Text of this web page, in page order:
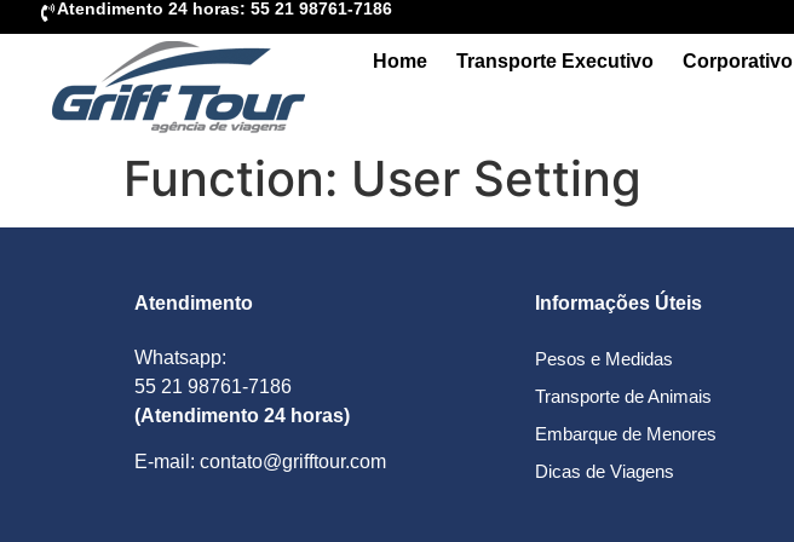
Atendimento 24 horas: 55 21 98761-7186
Home Transporte Executivo Corporativo
Function: User Setting
Atendimento
Whatsapp:
55 21 98761-7186
(Atendimento 24 horas)
E-mail: contato@grifftour.com
Informações Úteis
Pesos e Medidas
Transporte de Animais
Embarque de Menores
Dicas de Viagens